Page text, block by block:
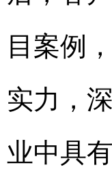
目案例
实力，
业中具